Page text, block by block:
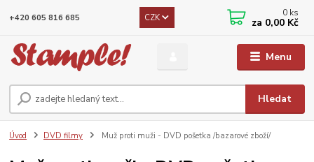
Menu
CZK
Hledat
+420 605 816 685 0 ks
za 0,00 Kč
Úvod DVD filmy Muž proti muži - DVD pošetka /bazarové zboží/